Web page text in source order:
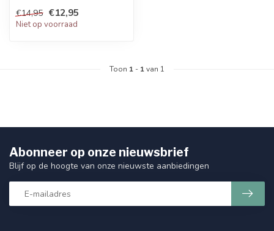
jarenlang ...
€14,95 €12,95
Niet op voorraad
Toon 1 - 1van 1
Abonneer op onze nieuwsbrief
Blijf op de hoogte van onze nieuwste aanbiedingen